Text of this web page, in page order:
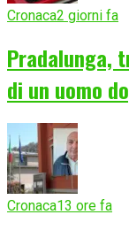
Cronaca2 giorni fa
Pradalunga,
di un uomo
Cronaca13 ore fa